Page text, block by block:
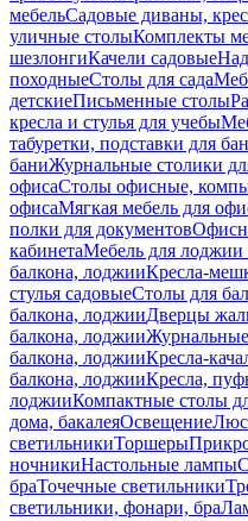
мебельСадовые диваны,
уличные столыКомплекты
шезлонгиКачели садовые
походныеСтолы для сада
детскиеПисьменные столы
кресла и стулья для учебы
табуретки, подставки для
баниЖурнальные столики
офисаСтолы офисные,
офисаМягкая мебель для
полки для документов
кабинетаМебель для лоджии
балкона, лоджииКресла-
стулья садовыеСтолы для
балкона, лоджииДверцы
балкона, лоджии
балкона, лоджииКресла-
балкона, лоджииКресла,
лоджииКомпактные столы
дома, бакалеяОсвещение
светильникиТоршеры
ночникиНастольные лампы
браТочечные светильники
светильники, фонари, бра